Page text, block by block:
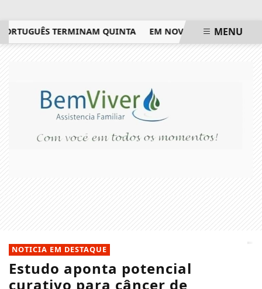
TERMINAM QUINTA EM NOVA REDUÇÃO, COPOM
MENU
NOTICIA EM DESTAQUE
Estudo aponta potencial
curativo para câncer de